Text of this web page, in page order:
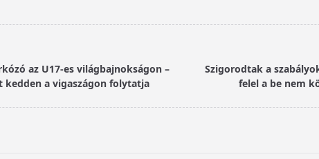
az U17-es világbajnokságon –
kedden a vigaszágon folytatja
Szigorodtak a
felel a be nem